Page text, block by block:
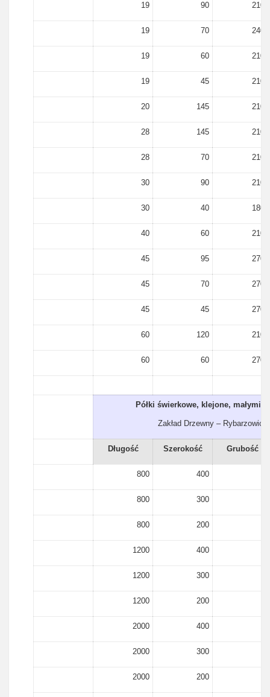
19 90 2100
19 70 2400
19 60 2100
19 45 2100
20 145 2100
28 145 2100
28 70 2100
30 90 2100
30 40 1800
40 60 2100
45 95 2700
45 70 2700
45 45 2700
60 120 2100
60 60 2700
Półki świerkowe, klejone, małymi
Zakład Drzewny – Rybarzowice
Długość Szerokość Grubość
800 400
800 300
800 200
1200 400
1200 300
1200 200
2000 400
2000 300
2000 200